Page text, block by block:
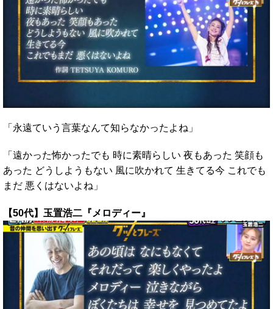
「永遠ていう言葉なんて知らなかったよね」
「遠かった怖かったでも 時に素晴らしい 夜もあった 笑顔も
あった どうしようもない 風に吹かれて 生きてる今 これでも
まだ 悪くはないよね」
【50代】玉置浩二『メロディー』